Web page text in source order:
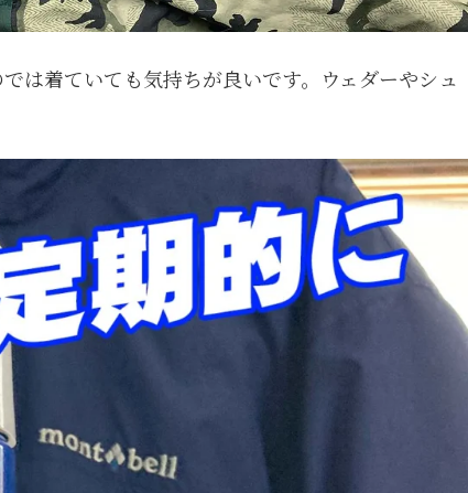
は着ていても気持ちが良いです。ウェダーやシュ